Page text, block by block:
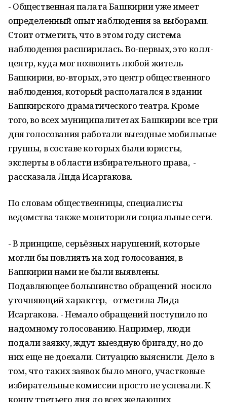
- Общественная палата Башкирии уже имеет
определенный опыт наблюдения за выборами.
Стоит отметить, что в этом году система
наблюдения расширилась. Во-первых, это колл-
центр, куда мог позвонить любой житель
Башкирии, во-вторых, это центр общественного
наблюдения, который располагался в здании
Башкирского драматического театра. Кроме
того, во всех муниципалитетах Башкирии все три
дня голосования работали выездные мобильные
группы, в составе которых были юристы,
эксперты в области избирательного права, -
рассказала Лида Исаргакова.
По словам общественницы, специалисты
ведомства также мониторили социальные сети.
- В принципе, серьёзных нарушений, которые
могли бы повлиять на ход голосования, в
Башкирии нами не были выявлены.
Подавляющее большинство обращений носило
уточняющий характер, - отметила Лида
Исаргакова. - Немало обращений поступило по
надомному голосованию. Например, люди
подали заявку, ждут выездную бригаду, но до
них еще не доехали. Ситуацию выяснили. Дело в
том, что таких заявок было много, участковые
избирательные комиссии просто не успевали. К
концу третьего дня до всех желающих